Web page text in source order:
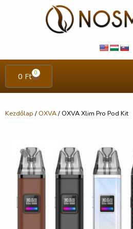
0 Ft 0
Kezdőlap / OXVA/ OXVA Xlim Pro Pod Kit